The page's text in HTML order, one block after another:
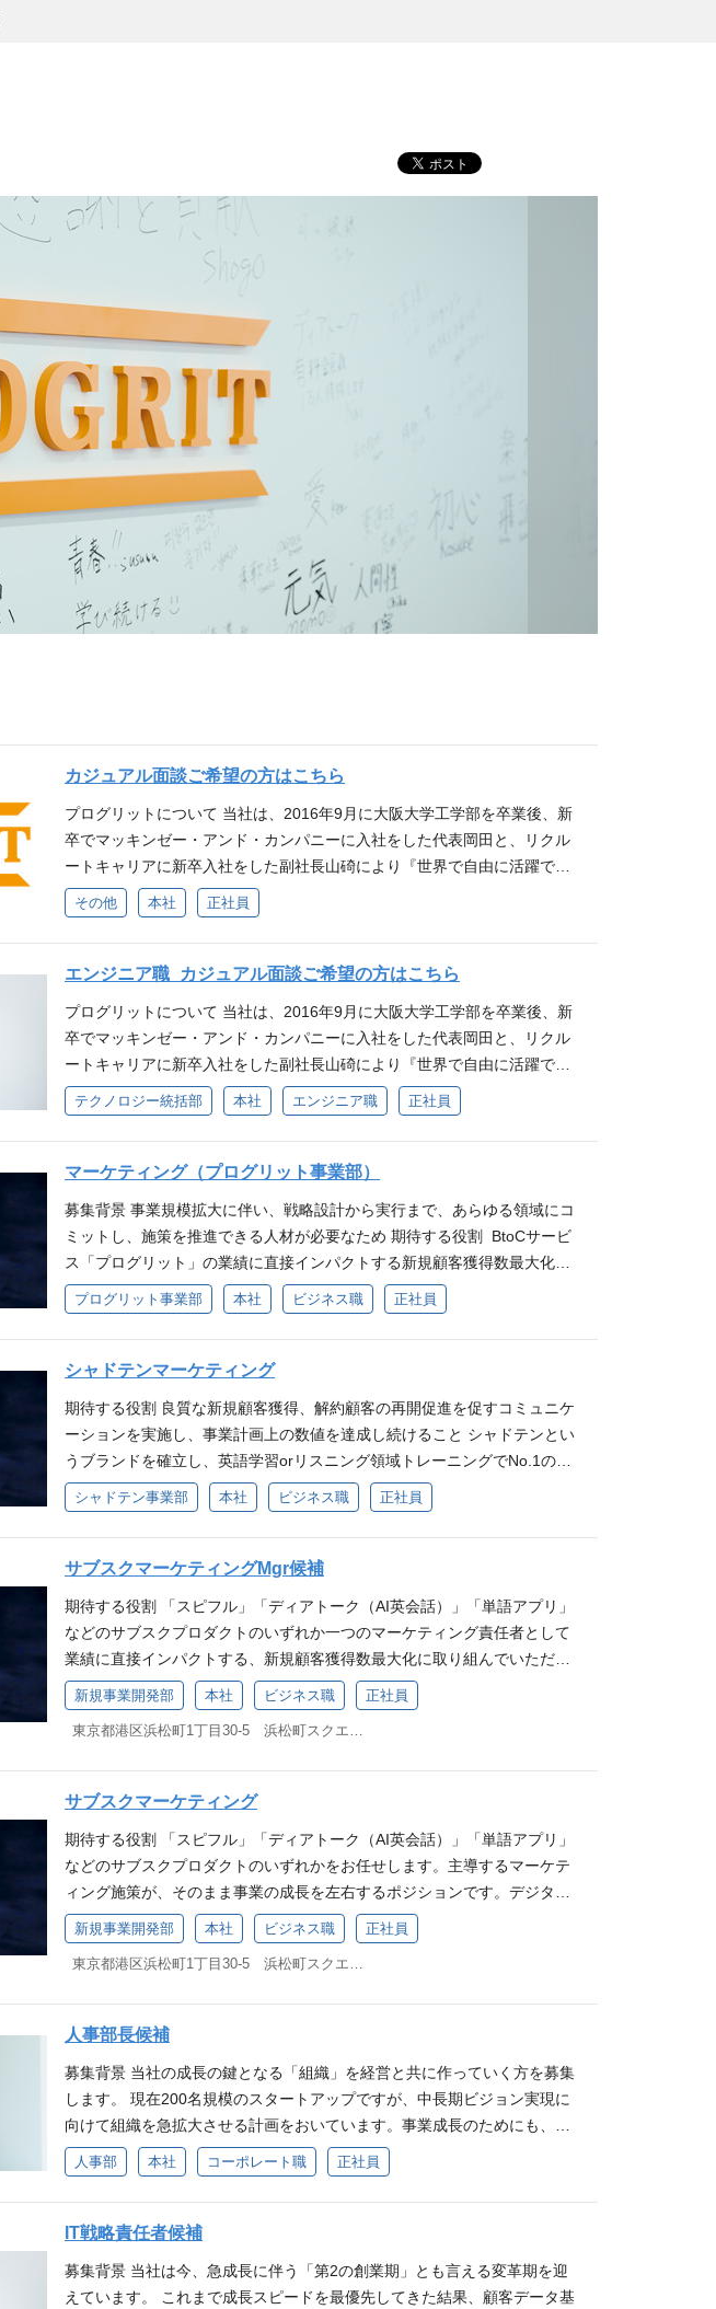
カジュアル面談ご希望の方はこちら
プログリットについて 当社は、2016年9月に大阪大学工学部を卒業後、新
卒でマッキンゼー・アンド・カンパニーに入社をした代表岡田と、リクル
ートキャリアに新卒入社をした副社長山碕により『世界で自由に活躍でき
る人を増やす』というMISSIONのもとスタートしました。 様々な技術が進
化しグローバル化が進む中で、言語や文化など様々な壁に阻まれ、 自分の
可能性を最大限に活かしきれない人がいます。私達はそんな障壁を壊し 人
の可能性を最大限に引き出したいと思っています。日本という枠を越え
が、 世界をそして社会を大きく進化させることができると信じています。
ぜひカジュアルにお話させてください まずは、「応募する」をクリック頂
き、興味があるポジションを選択ください。 各ポジションの担当者による
「カジュアル面談」を実施させて頂き、ご質問や不明点などにお答えしつ
発職・コーポーレート職） 英語コンサルタント採用 注意事項 ・適したポ
ジションのご提案が難しいと判断した際は、面談を実施しないことがござ
います。 ・面談は直接雇用の方を対象とさせていただいております（正社
員）
その他 本社 正社員
エンジニア職_カジュアル面談ご希望の方はこちら
プログリットについて 当社は、2016年9月に大阪大学工学部を卒業後、新
卒でマッキンゼー・アンド・カンパニーに入社をした代表岡田と、リクル
ートキャリアに新卒入社をした副社長山碕により『世界で自由に活躍でき
る人を増やす』というMISSIONのもとスタートしました。 様々な技術が進
化しグローバル化が進む中で、言語や文化など様々な壁に阻まれ、 自分の
可能性を最大限に活かしきれない人がいます。私達はそんな障壁を壊し 人
の可能性を最大限に引き出したいと思っています。日本という枠を越え
が、 世界をそして社会を大きく進化させることができると信じています。
ぜひカジュアルにお話させてください まずは、「応募する」をクリック頂
き、興味があるポジションを選択ください。 各ポジションの担当者による
「カジュアル面談」を実施させて頂き、ご質問や不明点などにお答えしつ
ポジションのご提案が難しいと判断した際は、面談を実施しないことがご
ざいます。 ・面談は直接雇用の方を対象とさせていただいております（正
社員）
テクノロジー統括部 本社 エンジニア職 正社員
マーケティング（プログリット事業部）
募集背景 事業規模拡大に伴い、戦略設計から実行まで、あらゆる領域にコ
ミットし、施策を推進できる人材が必要なため 期待する役割 BtoCサービ
ス「プログリット」の業績に直接インパクトする新規顧客獲得数最大化に
取り組んでいただきます。 業務内容 電車広告やYOUTUBEなど、認知系広
告施策のディレクション業務 デジタルマーケティングの運用 SEO対策で行
っているオウンドメディアの戦略立案 既存顧客のコミュニティを活用した
マーケティング施策の戦略立案 企画・キャンペーンの立案～実装 入社後の
トの会社・事業・文化を理解しつつ、マーケティング業務もOJT形式で進
めていただきます。 入社2ヶ月：マーケティング業務を戦略・施策の立案
およびに実行を行っていただきます。 応募要件 ■ 必須要件 デジタルマー
ケティングを駆使した新規顧客・リードの獲得業務経験（3年以上） 上記
歓迎要件 事業会社で事業の当事者としてのマーケティング経験、または広
告代理店・コンサルティング会社で顧客のマーケティングを支援していた
経験 論理的思考と感覚的思考のバランス感をお持ちの方 高い定量的分析力
をお持ちの方 部署の体制 プログリット事業部 マーケティンググループ メ
ンバー：4名 ポジションの魅力 スピード感と責任を持って業務に向き合え
る環境 急成長中の組織で、裁量と責任を持ちながらマーケティング業務に
取り組むことができ、スピード感を求める方には非常に魅力的なポジショ
改善まで、すべてのプロセスを自分の手で推進できます。 デジタルに限ら
ず幅広い施策に挑戦可能 デジタル施策に加えて、オフライン広告やセミナ
ー施策など、多角的なアプローチで成果を追求することができます。 将来
のキャリアパスとして事業責任者・マーケティング責任者を目指せる 将来
的には事業責任者やマーケティング責任者のポジションも見据えた働き方
ができるため、キャリアアップを目指して成長することができます。 求め
る人物像 プログリットのミッション・バリューに共感できる方 社会にポジ
環境でチャレンジしたい方 5GRITを体現できる方 Customer Oriented（顧
て課題解決） Respect All（仲間を尊重する姿勢） Appreciate Feedback
（フィードバックを成長の糧に） 労働条件 ■就業時間：所定労働時間8時
間（休憩60分） ※フレックスタイム制あり（コアタイム:12:00～15:00）
※週1日リモート勤務可 ※入社後1ヶ月はオンボーディング施策の一つとし
て週5出社をお願いしております。 ■雇用形態：正社員（試用期間3ヶ月）
■休日・休暇：年間120日〈土日祝日/有給休暇年10日〜/GW/夏季/年末年始/
慶弔/介護休暇〉 ※1週間程度の海外旅行に行く社員も多数！ ■諸手当：通
勤手当（会社規定に基づき支給）、残業手当（固定残業代制※45h/超過分
は別途支給） ■社会保険：健康保険、厚生年金保険、雇用保険、労災保
プログリット事業部 本社 ビジネス職 正社員
シャドテンマーケティング
期待する役割 良質な新規顧客獲得、解約顧客の再開促進を促すコミュニケ
ーションを実施し、事業計画上の数値を達成し続けること シャドテンとい
うブランドを確立し、英語学習orリスニング領域トレーニングでNo.1のサ
ービス認知を獲得すること 業務内容 電車広告やアドトラックなど、認知系
広告施策のディレクション業務 デジタルマーケティングの運用 SEO対策で
行っているオウンドメディアの戦略立案 既存顧客のコミュニティを活用し
たマーケティング施策の戦略立案 企画・キャンペーンの立案～実装 入社後
ットの会社・事業・文化を理解しつつ、マーケティング業務もOJT形式で
進めていただきます。 入社2ヶ月目以降：担当業務の目標設計および施策
の推進を行っていただきます。 募集要項 ■必須要件 デジタルマーケティン
グを駆使した新規顧客・リードの獲得業務経験（5年以上） SEO施策にお
いての成功実績 上記のパフォーマンス改善を狙ったクリエイティブ・ディ
事業の当事者としてマーケティングをしていた経験 新規顧客を獲得に向け
た既存顧客(特にロイヤリティカスタマー）を活用したマーケティングでの
成功実績 チーム体制 マネージャー：1名 メンバー：4名(うち1名デザイナ
ー) インターン：2名 ポジションの魅力 ブランド確立と業界No.1のサービ
ス認知を目指す ０から１のステージで、英語学習トレーニング領域でNo.1
ード感と責任を持って業務に向き合える環境 急成長中の組織で、裁量と責
任を持ちながらマーケティング業務に取り組むことができ、スピード感を
アリングから施策立案、運用、継続的改善まで、すべてのプロセスを自分
の手で推進できます。 デジタルに限らず幅広い施策に挑戦可能 デジタル施
策に加えて、オフライン広告やセミナー施策など、多角的なアプローチで
成果を追求することができます。 将来のキャリアパスとして事業責任者・
マーケティング責任者を目指せる 将来的には事業責任者やマーケティング
責任者のポジションも見据えた働き方ができるため、キャリアアップを目
ン・バリューに共感できる方 社会にポジティブな影響を与えたい方 教育業
を体現できる方 Customer Oriented（顧客起点） Go Higher（高い目標へ
の挑戦） Own Issues（当事者意識を持って課題解決） Respect All（仲間
シャドテン事業部 本社 ビジネス職 正社員
サブスクマーケティングMgr候補
期待する役割 「スピフル」「ディアトーク（AI英会話）」「単語アプリ」
などのサブスクプロダクトのいずれか一つのマーケティング責任者として
業績に直接インパクトする、新規顧客獲得数最大化に取り組んでいただき
ます。日本発のサブスクプロダクトをマーケティングを通して「英語学習
の新しいスタンダード」に育てていただくことを期待しています。 業務内
容 デジタル広告（YouTube広告・Facebook広告・リスティング広告・デ
と運用、PDCA HP/LP含むすべてのクリエイティブディレクション 認知型
の広告施策、マス・インフルエンサーやビジネス誌とのタイアップなど 企
画/キャンペーンの立案〜実行 体制 新規事業開発部11名（インターン4名含
む） マーケティング5名（インターン3名含む） 募集要項 ■必須（MUST）
事業会社（BtoC）で事業の当事者としてマーケティングをしていた経験
市場セグメンテーション⇒ターゲティング⇒インサイト特定⇒コミュニケ
ーション戦略策定⇒クリエイティブ開発／メディアプラン策定⇒KGI/KPI設
計⇒実行・改善、の一連の流れを複数回経験している デジタルマーケティ
ングを駆使した新規顧客・リードの獲得業務経験（5年以上） ■歓迎（WAN
T） マーケティング以外の事業領域の経験（事業責任者、経営企画、セー
をマネジメントした経験 ■求める人物像 プログリットのミッション・バリ
ューに共感できる方 教育業界の変革に興味がある方 社会にポジティブな影
響を与えたい方 マーケティングを戦略から実行まで一貫してやりたい方 成
長フェーズの環境で泥臭くチャレンジしたい方 5GRITを体現できる方 Cust
reciate Feedback（フィードバックを成長の糧に） ポジションの魅力 良質
な新規顧客獲得、解約顧客の再開促進を促すコミュニケーションを実施
し、事業計画上の数値達成を追い求めることができる ０⇒1でブランドを
新規事業開発部 本社 ビジネス職 正社員
サブスクマーケティング
期待する役割 「スピフル」「ディアトーク（AI英会話）」「単語アプリ」
などのサブスクプロダクトのいずれかをお任せします。主導するマーケテ
ィング施策が、そのまま事業の成長を左右するポジションです。デジタル
広告からCRM、クリエイティブまで幅広く裁量を持ち、マーケティングを
通して日本発のサブスクプロダクトを「英語学習の新しいスタンダード」
に育てていただくことを期待しています。 業務内容 デジタルマーケティン
など）を用いた施策立案・運用・改善 全領域的なCRM設計と運用、PDCA
HP/LP含むすべてのクリエイティブディレクション 認知型の広告施策、マ
ス・インフルエンサーやビジネス誌とのタイアップなど 企画/キャンペーン
の立案〜実行 体制 新規事業開発部11名（インターン4名含む） マーケティ
ング5名（インターン3名含む） 募集要項 ■必須（MUST） 事業会社または
広告代理店、コンサルティング会社などでBtoCマーケティングに携わった
経験 デジタルマーケティングでの新規顧客・リードの獲得業務経験（3年
以上） デジタルマーケティング業務における高い成果 ※デジタルマーケテ
ィングの領域は問いません。 ■歓迎（WANT） リスティング広告、ディス
プレイ広告の運用経験 インフルエンサー・メディアとのYouTube・インス
タグラム案件のタイアップの企画運営経験 管理画面やGoogleアナリティク
新規事業開発部 本社 ビジネス職 正社員
人事部長候補
募集背景 当社の成長の鍵となる「組織」を経営と共に作っていく方を募集
します。 現在200名規模のスタートアップですが、中長期ビジョン実現に
向けて組織を急拡大させる計画をおいています。事業成長のためにも、健
全に組織を拡大できるかがどうかが鍵となっており、現在人事10名体制の
チームを更に強固な体制に拡大すべく、重要ミッションを自らの手で先導 /
推進いただける方を募集しています。 期待する役割 事業成長のための人・
組織のあるべき姿を描き、解くべき課題を選定したうえで人事部メンバー
卒・中途採用戦略の立案、人員計画の作成 M&Aを見据えた制度や組織開
人事部 本社 コーポレート職 正社員
IT戦略責任者候補
募集背景 当社は今、急成長に伴う「第2の創業期」とも言える変革期を迎
えています。 これまで成長スピードを最優先してきた結果、顧客データ基